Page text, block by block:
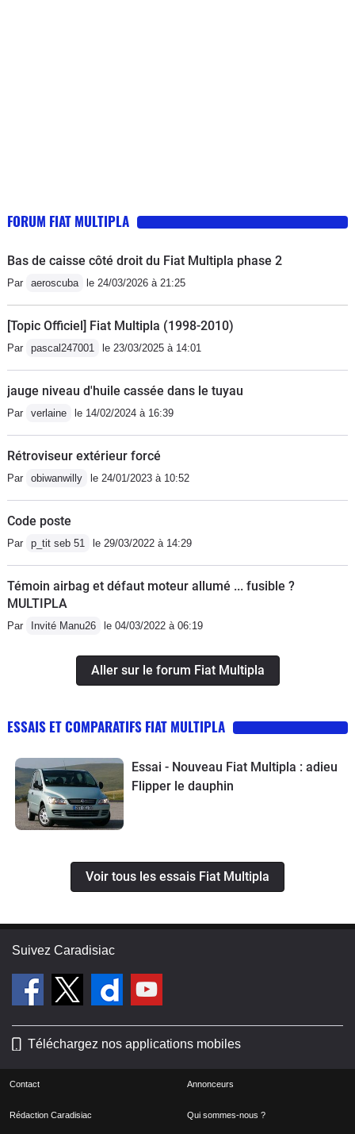
FORUM FIAT MULTIPLA
Bas de caisse côté droit du Fiat Multipla phase 2
Par aeroscuba le 24/03/2026 à 21:25
[Topic Officiel] Fiat Multipla (1998-2010)
Par pascal247001 le 23/03/2025 à 14:01
jauge niveau d'huile cassée dans le tuyau
Par verlaine le 14/02/2024 à 16:39
Rétroviseur extérieur forcé
Par obiwanwilly le 24/01/2023 à 10:52
Code poste
Par p_tit seb 51 le 29/03/2022 à 14:29
Témoin airbag et défaut moteur allumé ... fusible ?
MULTIPLA
Par Invité Manu26 le 04/03/2022 à 06:19
Aller sur le forum Fiat Multipla
ESSAIS ET COMPARATIFS FIAT MULTIPLA
Essai - Nouveau Fiat Multipla : adieu
Flipper le dauphin
Voir tous les essais Fiat Multipla
Suivez Caradisiac
Téléchargez nos applications mobiles
Contact Annonceurs
Rédaction Caradisiac Qui sommes-nous ?